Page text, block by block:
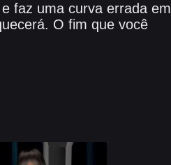
faz uma curva errada em
O fim que você